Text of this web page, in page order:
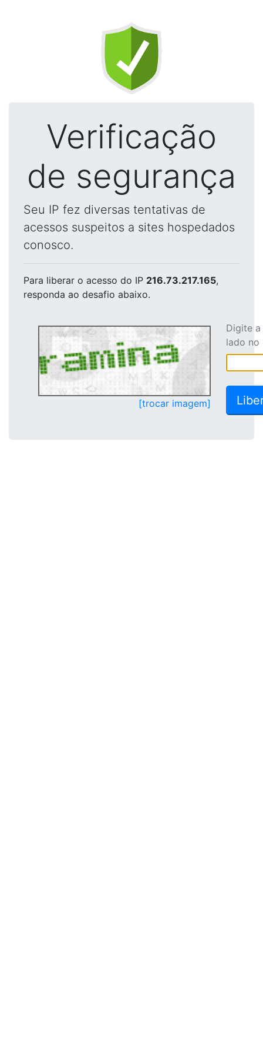
Verificação
de segurança
Seu IP fez diversas tentativas de
acessos suspeitos a sites hospedados
conosco.
Para liberar o acesso do IP 216.73.217.165,
responda ao desafio abaixo.
[trocar imagem]
Digite
lado no